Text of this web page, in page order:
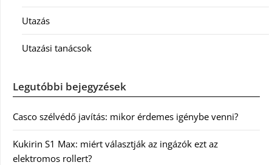
Utazás
Utazási tanácsok
Legutóbbi bejegyzések
Casco szélvédő javítás: mikor érdemes igénybe venni?
Kukirin S1 Max: miért választják az ingázók ezt az
elektromos rollert?